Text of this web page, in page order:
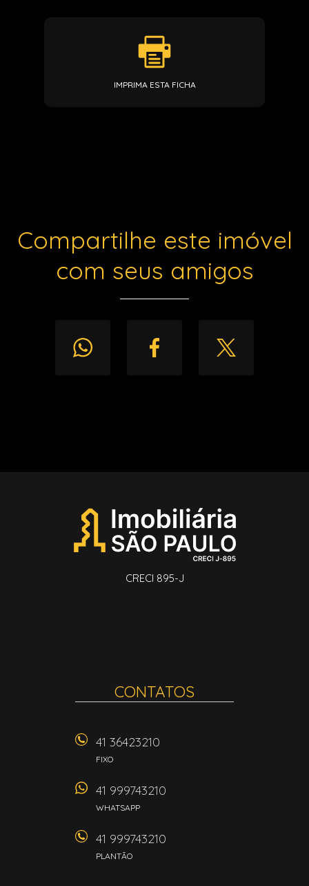
IMPRIMA ESTA FICHA
Compartilhe este imóvel
com seus amigos
CRECI 895-J
CONTATOS
41 36423210
FIXO
41 999743210
WHATSAPP
41 999743210
PLANTÃO